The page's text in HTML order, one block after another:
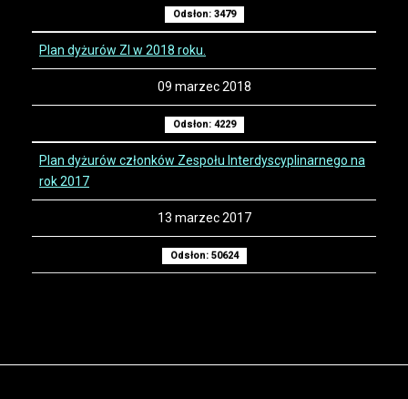
Odsłon: 3479
Plan dyżurów ZI w 2018 roku.
09 marzec 2018
Odsłon: 4229
Plan dyżurów członków Zespołu Interdyscyplinarnego na
rok 2017
13 marzec 2017
Odsłon: 50624